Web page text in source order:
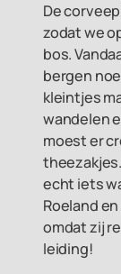
De
zodat we
bos.
bergen
kleintjes
wandelen
moest er
echt iets
Roeland
omdat zij
leiding!